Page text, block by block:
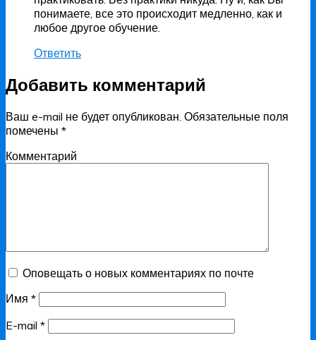
понимаете, все это происходит медленно, как и
любое другое обучение.
Ответить
Добавить комментарий
Ваш e-mail не будет опубликован. Обязательные поля
помечены *
Комментарий
Оповещать о новых комментариях по почте
Имя *
E-mail *